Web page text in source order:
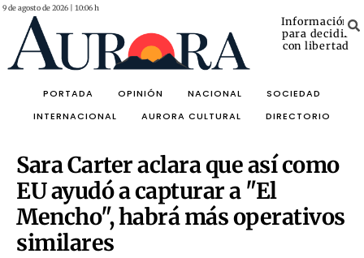
9 de agosto de 2026 | 10:06 h
Información
para decidir
con libertad
PORTADA OPINIÓN NACIONAL
SOCIEDAD
INTERNACIONAL
AURORA CULTURAL DIRECTORIO
Sara Carter aclara que así como
EU ayudó a capturar a "El
Mencho", habrá más operativos
similares